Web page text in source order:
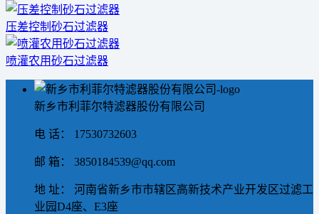
压差控制砂石过滤器
喷灌农用砂石过滤器
新乡市利菲尔特滤器股份有限公司
电 话： 17530732603
邮 箱： 3850184539@qq.com
地 址： 河南省新乡市市辖区高新技术产业开发区过滤工
业园D4座、E3座